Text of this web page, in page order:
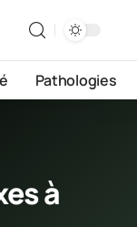
Pathologies
à